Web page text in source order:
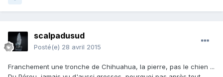
scalpadusud
Posté(e) 28 avril 2015
Franchement une tronche de Chihuahua, la pierre, pas le chien ...